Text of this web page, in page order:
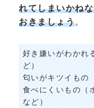
れてしまいかね
おきましょう。
好き嫌いがわかれ
ど）
匂いがキツイもの
食べにくいもの（
など）